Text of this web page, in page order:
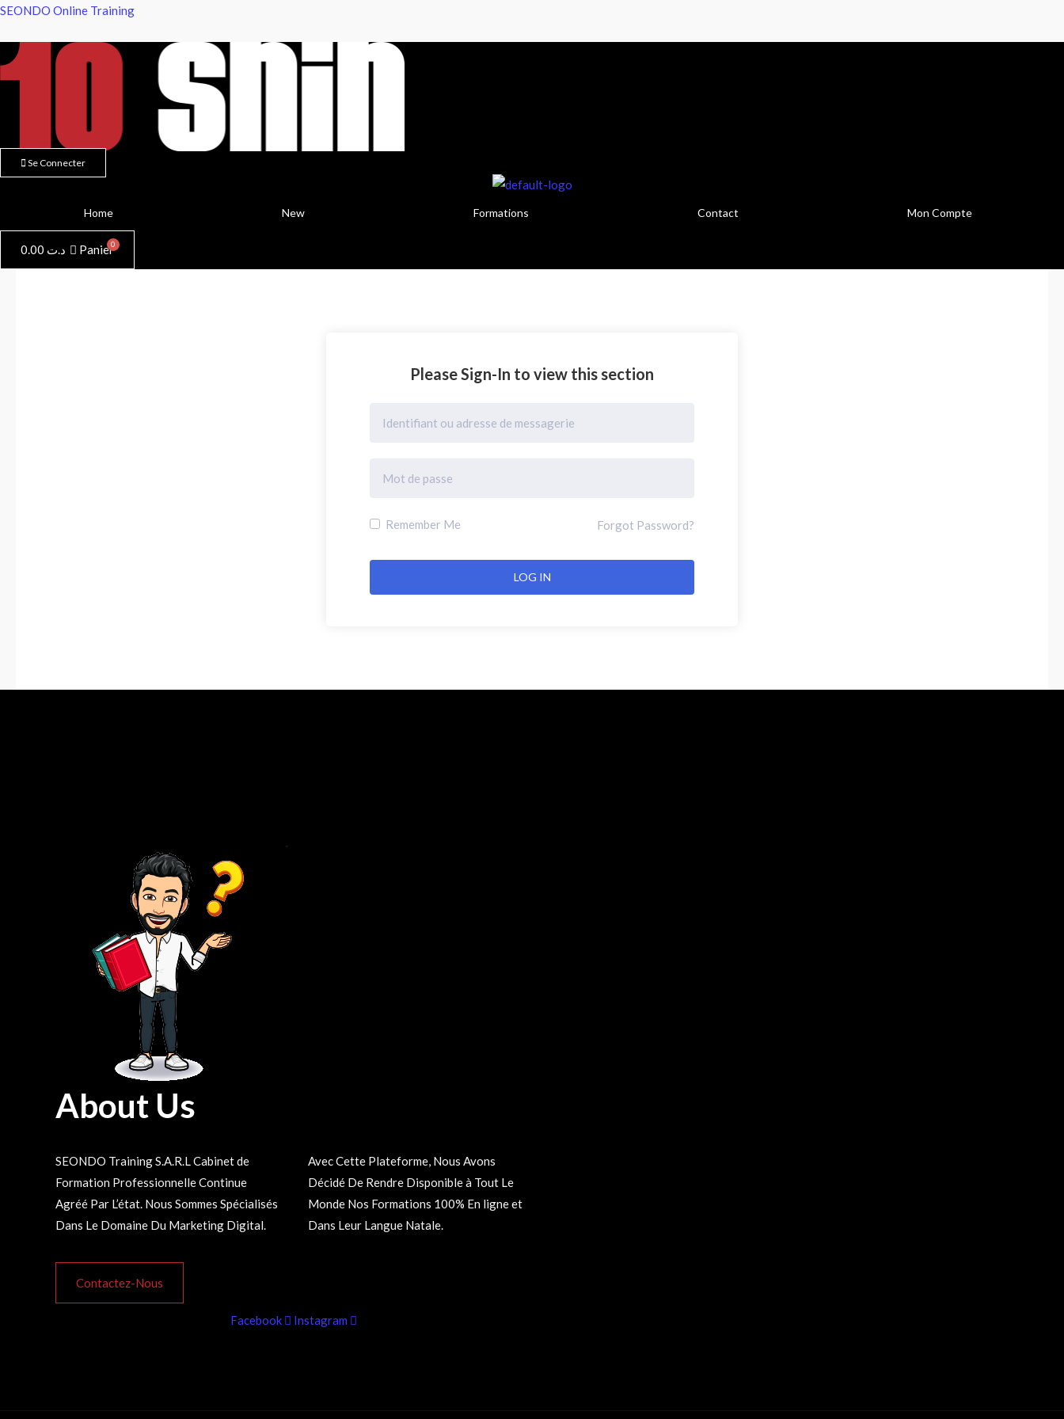
Aller
contenu
SEONDO Online Training
Se Connecter
Home New Formations Contact Mon Compte
0.00 د.ت Panier
Please Sign-In to view this section
Remember Me Forgot Password?
About Us
SEONDO Training S.A.R.L Cabinet de
Formation Professionnelle Continue
Agréé Par L’état. Nous Sommes Spécialisés
Dans Le Domaine Du Marketing Digital.
Avec Cette Plateforme, Nous Avons
Décidé De Rendre Disponible à Tout Le
Monde Nos Formations 100% En ligne et
Dans Leur Langue Natale.
Contactez-Nous
Facebook Instagram